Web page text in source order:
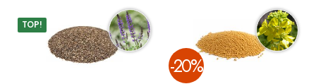
TOP!
­-20%